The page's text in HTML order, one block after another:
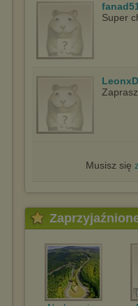
Super
Musisz się